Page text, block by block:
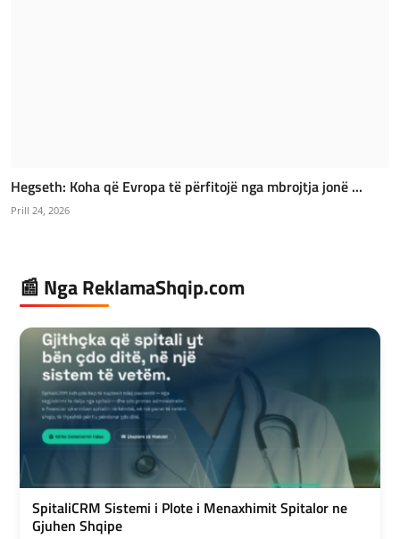
Hegseth: Koha që Evropa të përfitojë nga mbrojtja jonë ...
Prill 24, 2026
📰 Nga ReklamaShqip.com
SpitaliCRM Sistemi i Plote i Menaxhimit Spitalor ne
Gjuhen Shqipe